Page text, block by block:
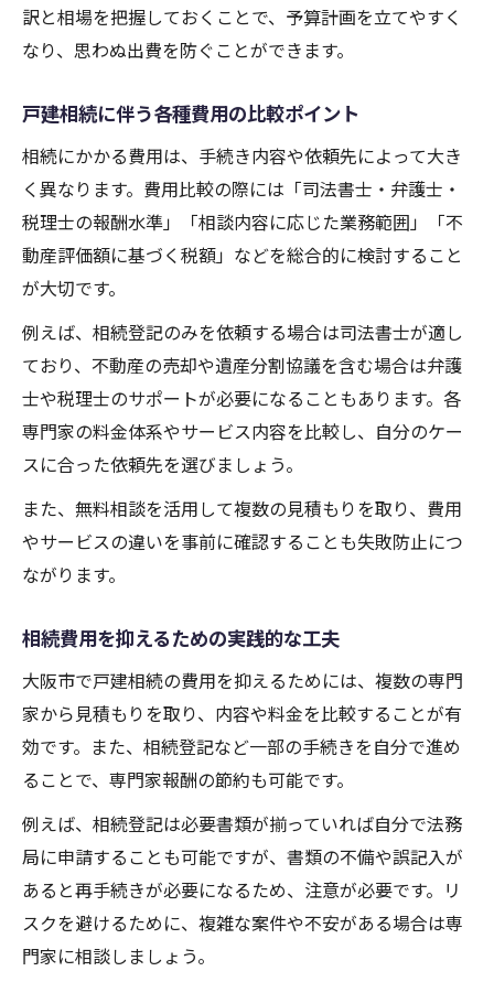
訳と相場を把握しておくことで、予算計画を立てやすく
なり、思わぬ出費を防ぐことができます。
戸建相続に伴う各種費用の比較ポイント
相続にかかる費用は、手続き内容や依頼先によって大き
く異なります。費用比較の際には「司法書士・弁護士・
税理士の報酬水準」「相談内容に応じた業務範囲」「不
動産評価額に基づく税額」などを総合的に検討すること
が大切です。
例えば、相続登記のみを依頼する場合は司法書士が適し
ており、不動産の売却や遺産分割協議を含む場合は弁護
士や税理士のサポートが必要になることもあります。各
専門家の料金体系やサービス内容を比較し、自分のケー
スに合った依頼先を選びましょう。
また、無料相談を活用して複数の見積もりを取り、費用
やサービスの違いを事前に確認することも失敗防止につ
ながります。
相続費用を抑えるための実践的な工夫
大阪市で戸建相続の費用を抑えるためには、複数の専門
家から見積もりを取り、内容や料金を比較することが有
効です。また、相続登記など一部の手続きを自分で進め
ることで、専門家報酬の節約も可能です。
例えば、相続登記は必要書類が揃っていれば自分で法務
局に申請することも可能ですが、書類の不備や誤記入が
あると再手続きが必要になるため、注意が必要です。リ
スクを避けるために、複雑な案件や不安がある場合は専
門家に相談しましょう。